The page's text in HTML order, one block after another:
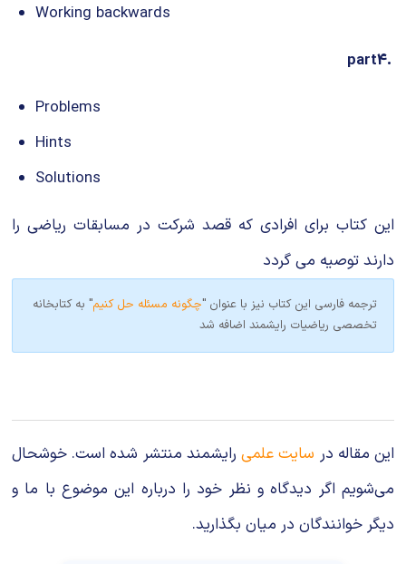
Working backwards
part4.
Problems
Hints
Solutions
این کتاب برای افرادی که قصد شرکت در مسابقات ریاضی را
دارند توصیه می گردد
ترجمه فارسی این کتاب نیز با عنوان "چگونه مسئله حل کنیم" به کتابخانه
تخصصی ریاضیات رایشمند اضافه شد
این مقاله در سایت علمیرایشمند منتشر شده است. خوشحال
می‌شویم اگر دیدگاه و نظر خود را درباره این موضوع با ما و
دیگر خوانندگان در میان بگذارید.